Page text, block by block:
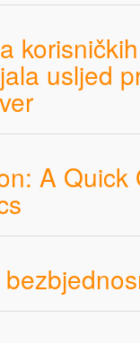
korisničkih
usljed
A Quick